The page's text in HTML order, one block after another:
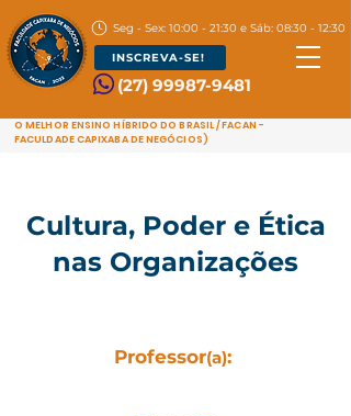
Seg - Sex: 10:00 - 21:30 e Sáb: 08:30 - 12:30
INSCREVA-SE!
(27) 99987-9481
O MELHOR ENSINO HÍBRIDO DO BRASIL / FACAN -
FACULDADE CAPIXABA DE NEGÓCIOS)
Cultura, Poder e Ética
nas Organizações
Professor(a):